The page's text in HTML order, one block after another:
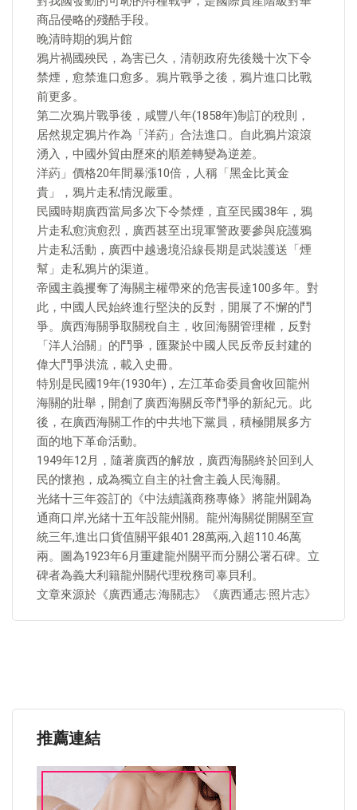
商品侵略的殘酷手段。
晚清時期的鴉片館
鴉片禍國殃民，為害已久，清朝政府先後幾十次下令
禁煙，愈禁進口愈多。鴉片戰爭之後，鴉片進口比戰
前更多。
第二次鴉片戰爭後，咸豐八年(1858年)制訂的稅則，
居然規定鴉片作為「洋葯」合法進口。自此鴉片滾滾
湧入，中國外貿由歷來的順差轉變為逆差。
洋葯」價格20年間暴漲10倍，人稱「黑金比黃金
貴」，鴉片走私情況嚴重。
民國時期廣西當局多次下令禁煙，直至民國38年，鴉
片走私愈演愈烈，廣西甚至出現軍警政要參與庇護鴉
片走私活動，廣西中越邊境沿線長期是武裝護送「煙
幫」走私鴉片的渠道。
帝國主義攫奪了海關主權帶來的危害長達100多年。對
此，中國人民始終進行堅決的反對，開展了不懈的鬥
爭。廣西海關爭取關稅自主，收回海關管理權，反對
「洋人治關」的鬥爭，匯聚於中國人民反帝反封建的
偉大鬥爭洪流，載入史冊。
特別是民國19年(1930年)，左江革命委員會收回龍州
海關的壯舉，開創了廣西海關反帝鬥爭的新紀元。此
後，在廣西海關工作的中共地下黨員，積極開展多方
面的地下革命活動。
1949年12月，隨著廣西的解放，廣西海關終於回到人
民的懷抱，成為獨立自主的社會主義人民海關。
光緒十三年簽訂的《中法續議商務專條》將龍州闢為
通商口岸,光緒十五年設龍州關。龍州海關從開關至宣
統三年,進出口貨值關平銀401.28萬兩,入超110.46萬
兩。圖為1923年6月重建龍州關平而分關公署石碑。立
碑者為義大利籍龍州關代理稅務司辜貝利。
文章來源於《廣西通志·海關志》《廣西通志·照片志》
推薦連結